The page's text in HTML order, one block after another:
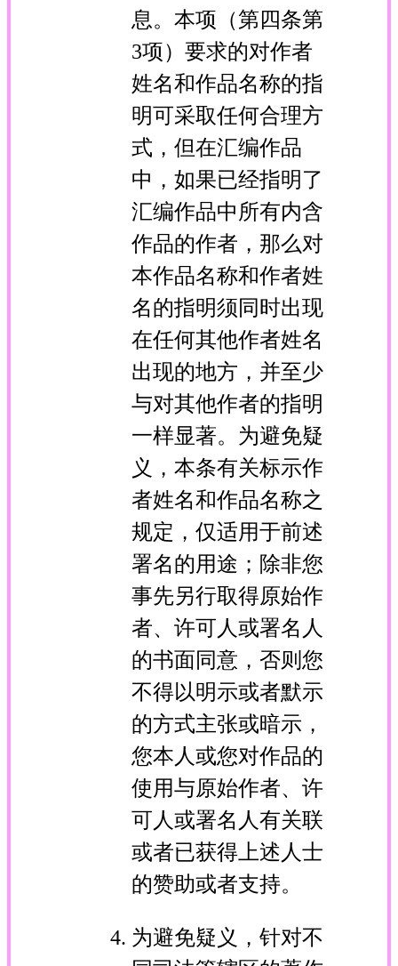
息。本项（第四条第
3项）要求的对作者
姓名和作品名称的指
明可采取任何合理方
式，但在汇编作品
中，如果已经指明了
汇编作品中所有内含
作品的作者，那么对
本作品名称和作者姓
名的指明须同时出现
在任何其他作者姓名
出现的地方，并至少
与对其他作者的指明
一样显著。为避免疑
义，本条有关标示作
者姓名和作品名称之
规定，仅适用于前述
署名的用途；除非您
事先另行取得原始作
者、许可人或署名人
的书面同意，否则您
不得以明示或者默示
的方式主张或暗示，
您本人或您对作品的
使用与原始作者、许
可人或署名人有关联
或者已获得上述人士
的赞助或者支持。
为避免疑义，针对不